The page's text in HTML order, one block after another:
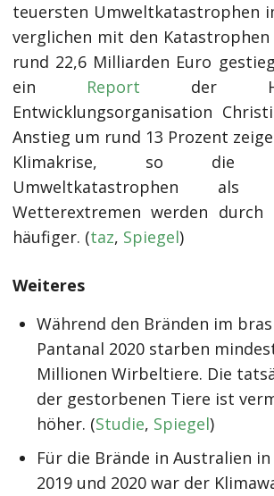
teuersten Umweltkatastrophen
verglichen mit den
rund 22,6 Milliarden Euro
ein
Report der
Entwicklungsorganisation
Anstieg um rund 13 Prozent
Klimakrise, so die
Umweltkatastrophen
Wetterextremen werden durch
häufiger. (taz, Spiegel)
Weiteres
Während den Bränden im
Pantanal 2020 starben
Millionen Wirbeltiere. Die
der gestorbenen Tiere ist
höher. (Studie, Spiegel)
Für die Brände in Australien in
2019 und 2020 war der